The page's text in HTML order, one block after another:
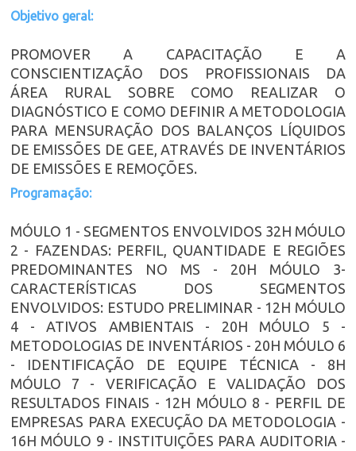
Objetivo geral:
PROMOVER A CAPACITAÇÃO E A
CONSCIENTIZAÇÃO DOS PROFISSIONAIS DA
ÁREA RURAL SOBRE COMO REALIZAR O
DIAGNÓSTICO E COMO DEFINIR A METODOLOGIA
PARA MENSURAÇÃO DOS BALANÇOS LÍQUIDOS
DE EMISSÕES DE GEE, ATRAVÉS DE INVENTÁRIOS
DE EMISSÕES E REMOÇÕES.
Programação:
MÓULO 1 - SEGMENTOS ENVOLVIDOS 32H MÓULO
2 - FAZENDAS: PERFIL, QUANTIDADE E REGIÕES
PREDOMINANTES NO MS - 20H MÓULO 3-
CARACTERÍSTICAS DOS SEGMENTOS
ENVOLVIDOS: ESTUDO PRELIMINAR - 12H MÓULO
4 - ATIVOS AMBIENTAIS - 20H MÓULO 5 -
METODOLOGIAS DE INVENTÁRIOS - 20H MÓULO 6
- IDENTIFICAÇÃO DE EQUIPE TÉCNICA - 8H
MÓULO 7 - VERIFICAÇÃO E VALIDAÇÃO DOS
RESULTADOS FINAIS - 12H MÓULO 8 - PERFIL DE
EMPRESAS PARA EXECUÇÃO DA METODOLOGIA -
16H MÓULO 9 - INSTITUIÇÕES PARA AUDITORIA -